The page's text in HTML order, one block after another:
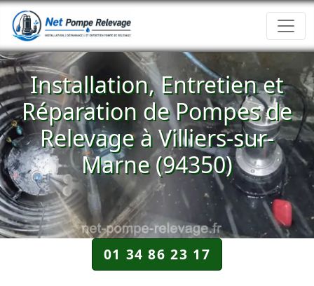
Installation, Entretien et
Réparation de Pompes de
Relevage à Villiers-sur-
Marne (94350)
01 34 86 23 17